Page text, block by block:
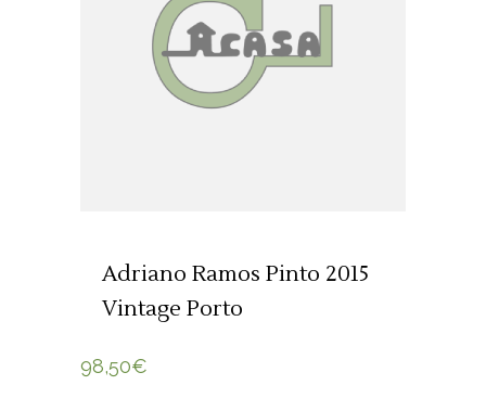
ADICIONAR 🛒
Adriano Ramos Pinto 2015
Vintage Porto
98,50€